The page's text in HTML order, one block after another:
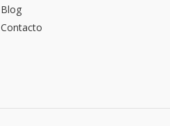
Blog
Contacto